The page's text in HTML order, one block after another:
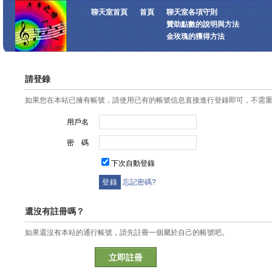
聊天室首頁 首頁
聊天室各項守則
贊助點數的說明與方法
金玫瑰的獲得方法
請登錄
如果您在本站已擁有帳號，請使用已有的帳號信息直接進行登錄即可，不需
用戶名
密 碼
下次自動登錄
忘記密碼?
還沒有註冊嗎？
如果還沒有本站的通行帳號，請先註冊一個屬於自己的帳號吧。
立即註冊